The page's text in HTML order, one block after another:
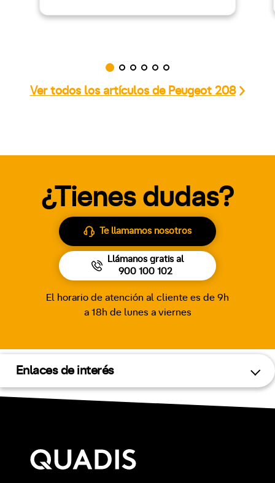
Ver todos los artículos de Peugeot 208
¿Tienes dudas?
Te llamamos nosotros
Llámanos gratis al
900 100 102
El horario de atención al cliente es de 9h
a 18h de lunes a viernes
Enlaces de interés